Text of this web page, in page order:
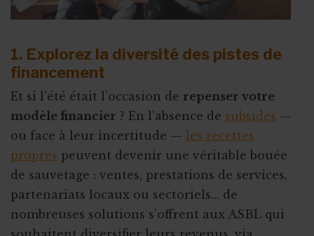
1. Explorez la diversité des pistes de
financement
Et si l’été était l’occasion de repenser votre
modèle financier ? En l’absence de subsides —
ou face à leur incertitude — les recettes
propres peuvent devenir une véritable bouée
de sauvetage : ventes, prestations de services,
partenariats locaux ou sectoriels… de
nombreuses solutions s’offrent aux ASBL qui